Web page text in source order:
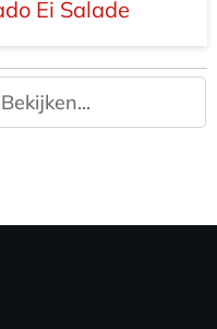
Ei Salade